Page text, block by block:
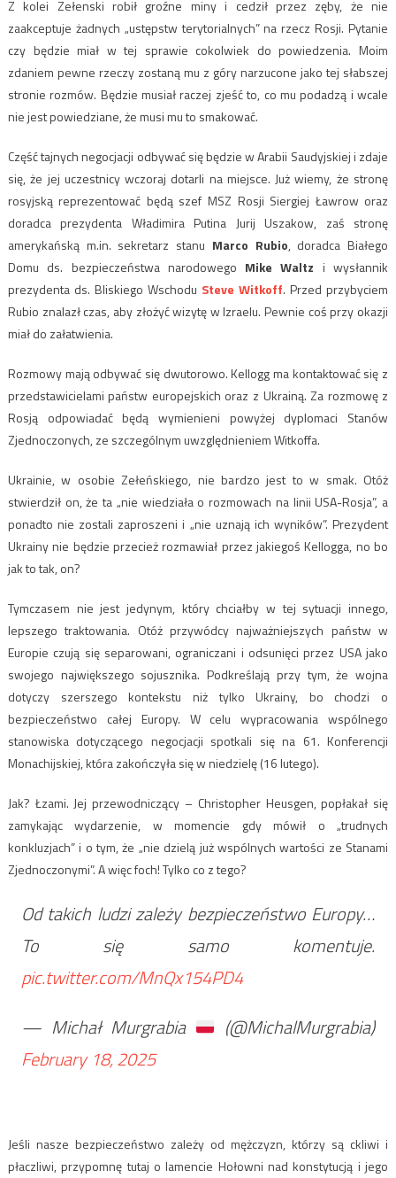
Z kolei Zełenski robił groźne miny i cedził przez zęby, że nie
zaakceptuje żadnych „ustępstw terytorialnych” na rzecz Rosji. Pytanie
czy będzie miał w tej sprawie cokolwiek do powiedzenia. Moim
zdaniem pewne rzeczy zostaną mu z góry narzucone jako tej słabszej
stronie rozmów. Będzie musiał raczej zjeść to, co mu podadzą i wcale
nie jest powiedziane, że musi mu to smakować.
Część tajnych negocjacji odbywać się będzie w Arabii Saudyjskiej i zdaje
się, że jej uczestnicy wczoraj dotarli na miejsce. Już wiemy, że stronę
rosyjską reprezentować będą szef MSZ Rosji Siergiej Ławrow oraz
doradca prezydenta Władimira Putina Jurij Uszakow, zaś stronę
amerykańską m.in. sekretarz stanu Marco Rubio, doradca Białego
Domu ds. bezpieczeństwa narodowego Mike Waltz i wysłannik
prezydenta ds. Bliskiego Wschodu Steve Witkoff. Przed przybyciem
Rubio znalazł czas, aby złożyć wizytę w Izraelu. Pewnie coś przy okazji
miał do załatwienia.
Rozmowy mają odbywać się dwutorowo. Kellogg ma kontaktować się z
przedstawicielami państw europejskich oraz z Ukrainą. Za rozmowę z
Rosją odpowiadać będą wymienieni powyżej dyplomaci Stanów
Zjednoczonych, ze szczególnym uwzględnieniem Witkoffa.
Ukrainie, w osobie Zełeńskiego, nie bardzo jest to w smak. Otóż
stwierdził on, że ta „nie wiedziała o rozmowach na linii USA-Rosja”, a
ponadto nie zostali zaproszeni i „nie uznają ich wyników”. Prezydent
Ukrainy nie będzie przecież rozmawiał przez jakiegoś Kellogga, no bo
jak to tak, on?
Tymczasem nie jest jedynym, który chciałby w tej sytuacji innego,
lepszego traktowania. Otóż przywódcy najważniejszych państw w
Europie czują się separowani, ograniczani i odsunięci przez USA jako
swojego największego sojusznika. Podkreślają przy tym, że wojna
dotyczy szerszego kontekstu niż tylko Ukrainy, bo chodzi o
bezpieczeństwo całej Europy. W celu wypracowania wspólnego
stanowiska dotyczącego negocjacji spotkali się na 61. Konferencji
Monachijskiej, która zakończyła się w niedzielę (16 lutego).
Jak? Łzami. Jej przewodniczący – Christopher Heusgen, popłakał się
zamykając wydarzenie, w momencie gdy mówił o „trudnych
konkluzjach” i o tym, że „nie dzielą już wspólnych wartości ze Stanami
Zjednoczonymi”. A więc foch! Tylko co z tego?
Od takich ludzi zależy bezpieczeństwo Europy…
To się samo komentuje.
pic.twitter.com/MnQx154PD4
— Michał Murgrabia
(@MichalMurgrabia)
February 18, 2025
Jeśli nasze bezpieczeństwo zależy od mężczyzn, którzy są ckliwi i
płaczliwi, przypomnę tutaj o lamencie Hołowni nad konstytucją i jego